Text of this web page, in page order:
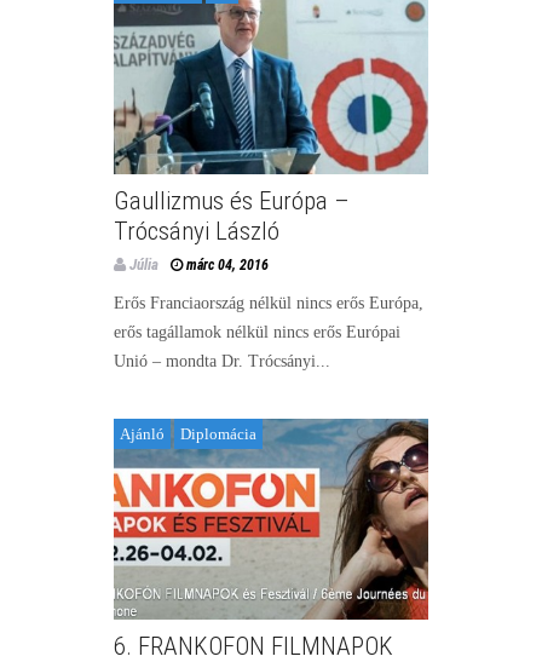
Gaullizmus és Európa –
Trócsányi László
Júlia márc 04, 2016
Erős Franciaország nélkül nincs erős Európa,
erős tagállamok nélkül nincs erős Európai
Unió – mondta Dr. Trócsányi...
Ajánló Diplomácia
6. FRANKOFON FILMNAPOK